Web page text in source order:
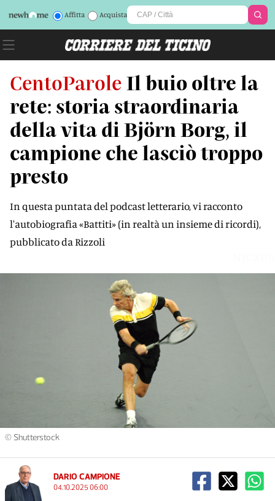
Affitta Acquista
CentoParole Il buio oltre la
rete: storia straordinaria
della vita di Björn Borg, il
campione che lasciò troppo
presto
In questa puntata del podcast letterario, vi racconto
l'autobiografia «Battiti» (in realtà un insieme di ricordi),
pubblicato da Rizzoli
© Shutterstock
DARIO CAMPIONE
04.10.2025 06:00